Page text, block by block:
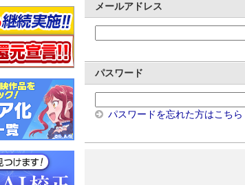
メールアドレス
パスワード
パスワードを忘れた方はこちら